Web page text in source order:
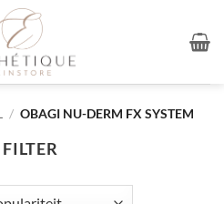
/ OBAGI NU-DERM FX SYSTEM
FILTER